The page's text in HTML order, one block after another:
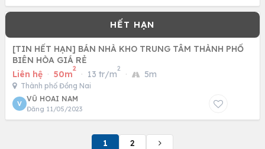
[TIN HẾT HẠN] BÁN NHÀ KHO TRUNG TÂM THÀNH PHỐ
BIÊN HÒA GIÁ RẺ
Liên hệ · 50m
2
· 13 tr/m
2
· 5m
Thành phố Đồng Nai
V
VŨ HOAI NAM
Đăng 11/05/2023
1 2